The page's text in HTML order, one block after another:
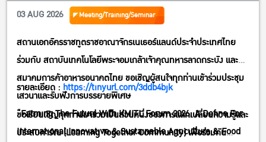
สมาคมการค้าอาหารอนาคตไทย ขอเชิญผู้สนใจทุกท่านเข้าร่วมประชุม
เสวนาและรับฟังการบรรยายพิเศษ”Farming The Future With
KMITL Forum 2026; A Define For International Innovative &
Sustainable Agriculture & FoodEcosystem” วันพฤหัสบดีที่ 6
สิงหาคม พศ. 2569 (13:30 – 16:30 น.) ณ ห้อง ACTIVITY AREA,
VDW 1 (1 B) อาคาร B สำนักการเรียนรู้ตลอดชีวิต (KLLC – KMITL
Lifelong Learning Center) สถาบันเทคโนโลยีพระจอมเกล้าเจ้าคุณ
ทหารลาดกระบัง กทม.
03 AUG 2026 Meeting/Training/Seminar
สถานเอกอัครราชทูตราชอาณาจักรเนเธอร์แลนด์ประจำประเทศไทย
ร่วมกับ สถาบันเทคโนโลยีพระจอมเกล้าเจ้าคุณทหารลาดกระบัง และ
สมาคมการค้าอาหารอนาคตไทย ขอเชิญผู้สนใจทุกท่านเข้าร่วมประชุม
เสวนาและรับฟังการบรรยายพิเศษ
“Farming The Future With KMITL Forum 2026; A Define For
International Innovative & Sustainable Agriculture & Food
รายละเอียด : https://tinyurl.com/3ddb4bjk
ขอเรียนเชิญทุกท่านมาร่วมเป็นส่วนหนึ่งของการแลกเปลี่ยนความรู้และ
ประสบการ์ณ (Learning Together Community) เพื่อร่วมกัน